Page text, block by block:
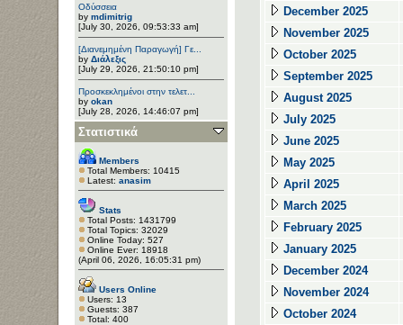
Οδύσσεια
by mdimitrig
[July 30, 2026, 09:53:33 am]
[Διανεμημένη Παραγωγή] Γε...
by Διάλεξις
[July 29, 2026, 21:50:10 pm]
Προσκεκλημένοι στην τελετ...
by okan
[July 28, 2026, 14:46:07 pm]
Στατιστικά
Members
Total Members: 10415
Latest: anasim
Stats
Total Posts: 1431799
Total Topics: 32029
Online Today: 527
Online Ever: 18918
(April 06, 2026, 16:05:31 pm)
Users Online
Users: 13
Guests: 387
Total: 400
December 2025
November 2025
October 2025
September 2025
August 2025
July 2025
June 2025
May 2025
April 2025
March 2025
February 2025
January 2025
December 2024
November 2024
October 2024